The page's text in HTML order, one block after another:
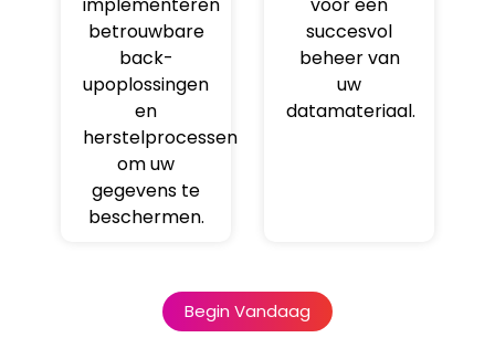
betrouwbare
back-
upoplossingen
en
herstelprocessen
om uw
gegevens te
beschermen.
succesvol
beheer van
uw
datamateriaal.
Begin Vandaag